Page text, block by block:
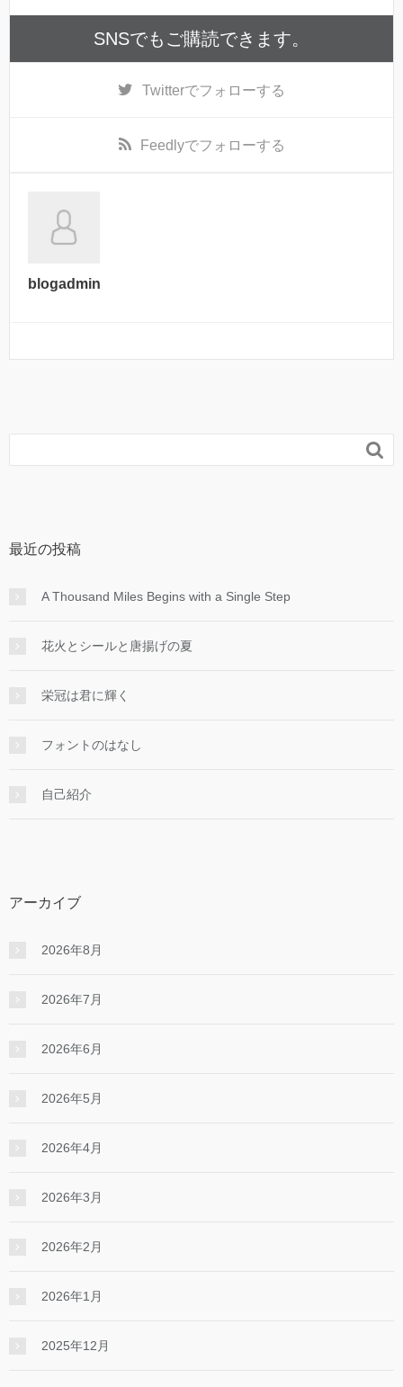
SNSでもご購読できます。
Twitterでフォローする
Feedlyでフォローする
blogadmin

最近の投稿
A Thousand Miles Begins with a Single Step
花火とシールと唐揚げの夏
栄冠は君に輝く
フォントのはなし
自己紹介
アーカイブ
2026年8月
2026年7月
2026年6月
2026年5月
2026年4月
2026年3月
2026年2月
2026年1月
2025年12月